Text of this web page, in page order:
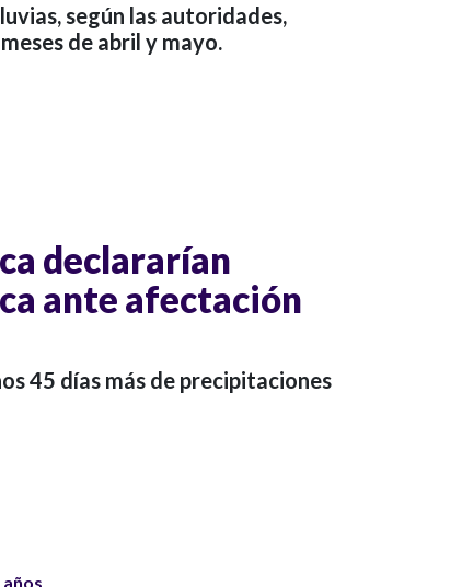
según las autoridades,
de abril y mayo.
declararían
ante afectación
45 días más de precipitaciones
años